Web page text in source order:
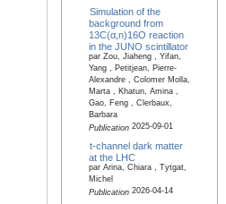
Simulation of the
background from
13C(α,n)16O reaction
in the JUNO scintillator
par Zou, Jiaheng , Yifan,
Yang , Petitjean, Pierre-
Alexandre , Colomer Molla,
Marta , Khatun, Amina ,
Gao, Feng , Clerbaux,
Barbara
Publication2025-09-01
t-channel dark matter
at the LHC
par Arina, Chiara , Tytgat,
Michel
Publication2026-04-14